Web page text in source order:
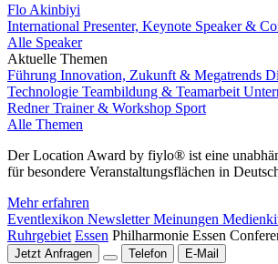
Flo Akinbiyi
International Presenter, Keynote Speaker &
Alle Speaker
Aktuelle Themen
Führung Innovation, Zukunft & Megatrends
Technologie Teambildung & Teamarbeit
RednerTrainer & Workshop Sport
Alle Themen
Der Location Award by fiylo® ist eine
für besondere Veranstaltungsflächen in
Mehr erfahren
Eventlexikon NewsletterMeinungen
Ruhrgebiet Essen Philharmonie Essen
Jetzt Anfragen Telefon E-Mail